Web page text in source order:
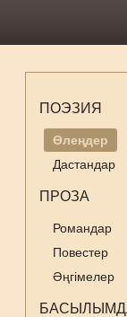
ПОЭЗИЯ
Өлеңдер
Дастандар
ПРОЗА
Романдар
Повестер
Әңгімелер